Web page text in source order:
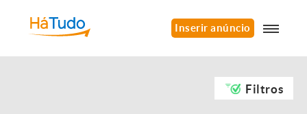
Inserir anúncio
Filtros